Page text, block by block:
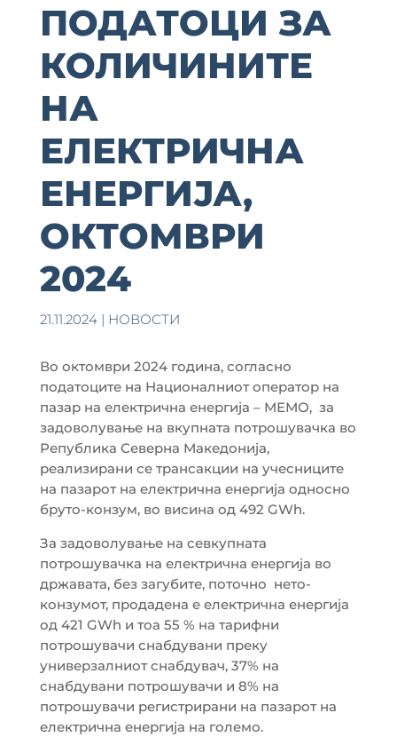
ПОДАТОЦИ ЗА
КОЛИЧИНИТЕ
НА
ЕЛЕКТРИЧНА
ЕНЕРГИЈА,
ОКТОМВРИ
2024
21.11.2024| НОВОСТИ
Во октомври 2024 година, согласно
податоците на Националниот оператор на
пазар на електрична енергија – МЕМО, за
задоволување на вкупната потрошувачка во
Република Северна Македонија,
реализирани се трансакции на учесниците
на пазарот на електрична енергија односно
бруто-конзум, во висина од 492 GWh.
За задоволување на севкупната
потрошувачка на електрична енергија во
државата, без загубите, поточно нето-
конзумот, продадена е електрична енергија
од 421 GWh и тоа 55 % на тарифни
потрошувачи снабдувани преку
универзалниот снабдувач, 37% на
снабдувани потрошувачи и 8% на
потрошувачи регистрирани на пазарот на
електрична енергија на големо.